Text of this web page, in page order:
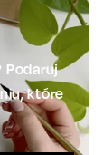
Podaruj
które